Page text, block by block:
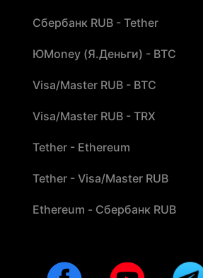
Сбербанк RUB - Tether
ЮMoney (Я.Деньги) - BTC
Visa/Master RUB - BTC
Visa/Master RUB - TRX
Tether - Ethereum
Tether - Visa/Master RUB
Ethereum - Сбербанк RUB